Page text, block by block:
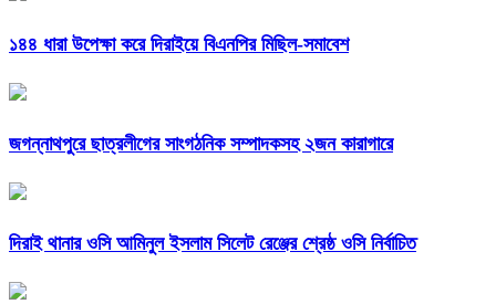
১৪৪ ধারা উপেক্ষা করে দিরাইয়ে বিএনপির মিছিল-সমাবেশ
জগন্নাথপুরে ছাত্রলীগের সাংগঠনিক সম্পাদকসহ ২জন কারাগারে
দিরাই থানার ওসি আমিনুল ইসলাম সিলেট রেঞ্জের শ্রেষ্ঠ ওসি নির্বাচিত